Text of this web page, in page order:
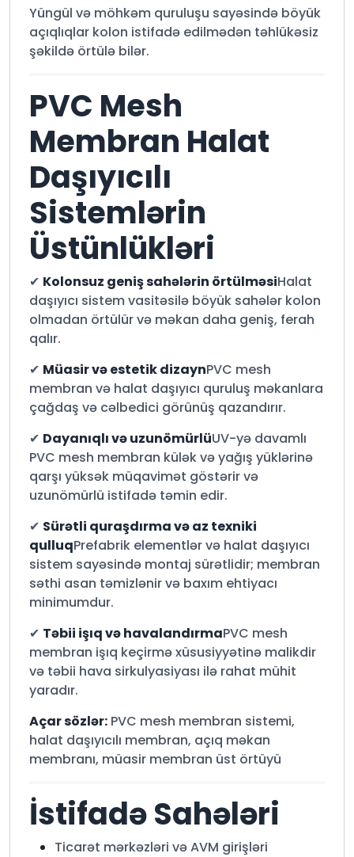
Yüngül və möhkəm quruluşu sayəsində böyük
açıqlıqlar kolon istifadə edilmədən təhlükəsiz
şəkildə örtülə bilər.
PVC Mesh
Membran Halat
Daşıyıcılı
Sistemlərin
Üstünlükləri
✔ Kolonsuz geniş sahələrin örtülməsiHalat
daşıyıcı sistem vasitəsilə böyük sahələr kolon
olmadan örtülür və məkan daha geniş, ferah
qalır.
✔ Müasir və estetik dizaynPVC mesh
membran və halat daşıyıcı quruluş məkanlara
çağdaş və cəlbedici görünüş qazandırır.
✔ Dayanıqlı və uzunömürlüUV-yə davamlı
PVC mesh membran külək və yağış yüklərinə
qarşı yüksək müqavimət göstərir və
uzunömürlü istifadə təmin edir.
✔ Sürətli quraşdırma və az texniki
qulluqPrefabrik elementlər və halat daşıyıcı
sistem sayəsində montaj sürətlidir; membran
səthi asan təmizlənir və baxım ehtiyacı
minimumdur.
✔ Təbii işıq və havalandırmaPVC mesh
membran işıq keçirmə xüsusiyyətinə malikdir
və təbii hava sirkulyasiyası ilə rahat mühit
yaradır.
Açar sözlər: PVC mesh membran sistemi,
halat daşıyıcılı membran, açıq məkan
membranı, müasir membran üst örtüyü
İstifadə Sahələri
Ticarət mərkəzləri və AVM girişləri